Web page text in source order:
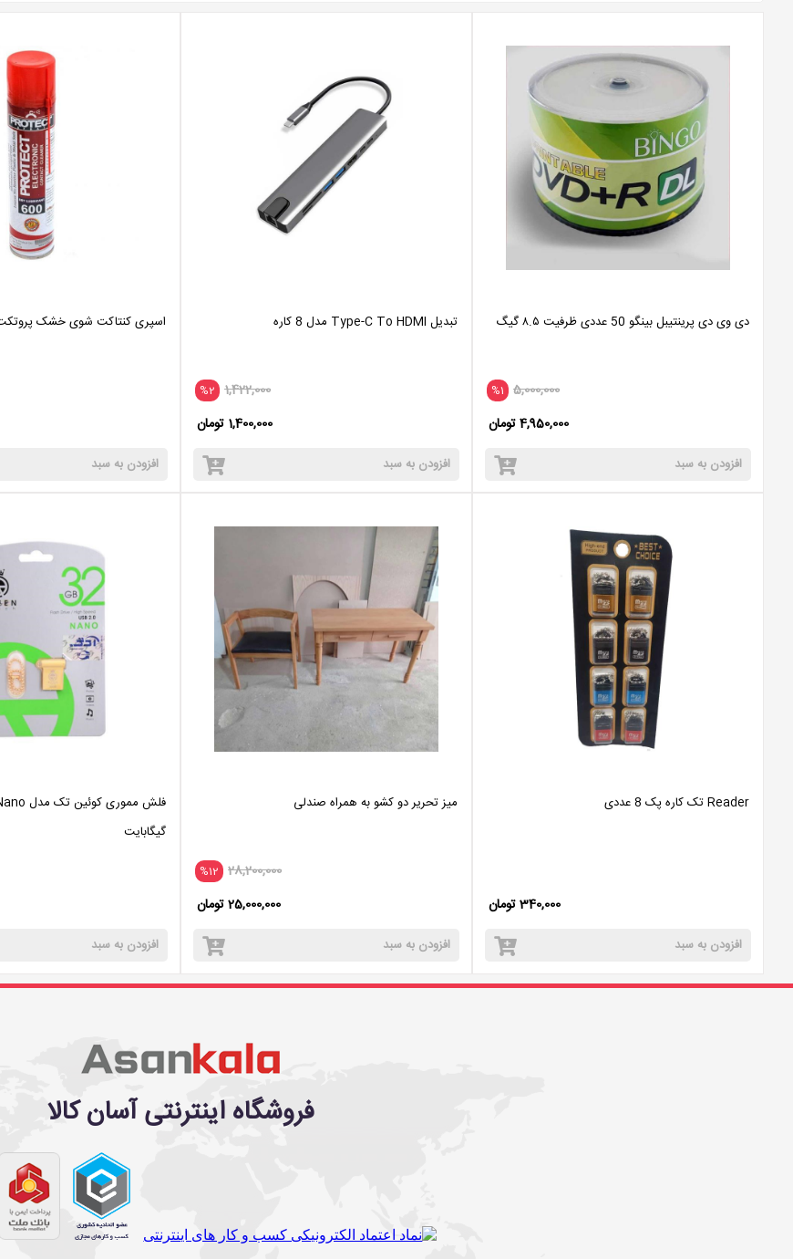
دی وی دی پرینتیبل بینگو 50 عددی ظرفیت ۸.۵ گیگ
%1 5,000,000
4,950,000 تومان
افزودن به سبد
تبدیل Type-C To HDMI مدل 8 کاره
%2 1,422,000
1,400,000 تومان
افزودن به سبد
اسپری کنتاکت شوی خشک
افزودن به سبد
Reader تک کاره پک 8 عددی
340,000 تومان
افزودن به سبد
میز تحریر دو کشو به همراه صندلی
%12 28,200,000
25,000,000 تومان
افزودن به سبد
گیگابایت
افزودن به سبد
فروشگاه اینترنتی آسان کالا